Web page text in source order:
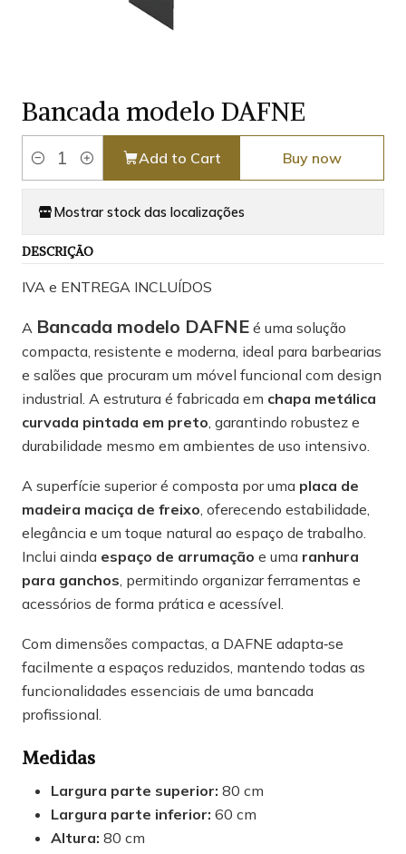
Bancada modelo DAFNE
Quantity
Add to Cart Buy now
Mostrar stock das localizações
DESCRIÇÃO
IVA e ENTREGA INCLUÍDOS
A Bancada modelo DAFNE é uma solução
compacta, resistente e moderna, ideal para barbearias
e salões que procuram um móvel funcional com design
industrial. A estrutura é fabricada em chapa metálica
curvada pintada em preto, garantindo robustez e
durabilidade mesmo em ambientes de uso intensivo.
A superfície superior é composta por uma placa de
madeira maciça de freixo, oferecendo estabilidade,
elegância e um toque natural ao espaço de trabalho.
Inclui ainda espaço de arrumação e uma ranhura
para ganchos, permitindo organizar ferramentas e
acessórios de forma prática e acessível.
Com dimensões compactas, a DAFNE adapta‑se
facilmente a espaços reduzidos, mantendo todas as
funcionalidades essenciais de uma bancada
profissional.
Medidas
Largura parte superior: 80 cm
Largura parte inferior: 60 cm
Altura: 80 cm